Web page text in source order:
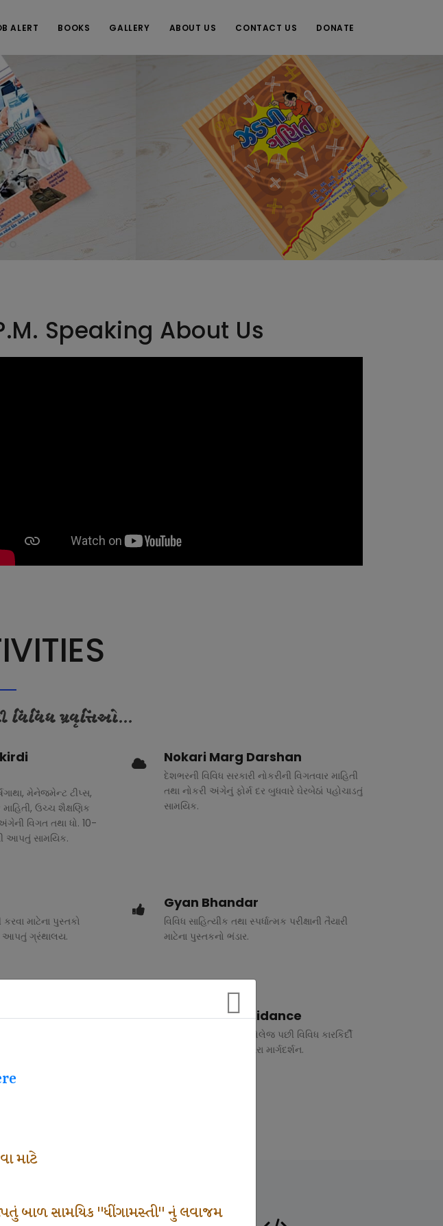
ALERT BOOKS GALLERY ABOUT US CONTACT US DONATE
માટે
બાળ સામયિક "ધીંગામસ્તી" નું લવાજમ
Speaking About Us
વિવિધ પ્રવૃત્તિઓ...
મેનેજમેન્ટ ટીપ્સ,
માહિતી, ઉચ્ચ શૈક્ષણિક
વિગત તથા ધો. 10-
આપતું સામયિક.
Nokari Marg Darshan
દેશભરની વિવિધ સરકારી નોકરીની વિગતવાર માહિતી
તથા નોકરી અંગેનું ફોર્મ દર બુધવારે ઘેરબેઠાં પહોચાડતું
સામયિક.
કરવા માટેના પુસ્તકો
આપતું ગ્રંથાલય.
Gyan Bhandar
વિવિધ સાહિત્યીક તથા સ્પર્ધાત્મક પરીક્ષાની તૈયારી
માટેના પુસ્તકનો ભંડાર.
Class
વર્ગ.
Vocational Guidance
ધોરણ 10 અને 12 તથા કોલેજ પછી વિવિધ કારકિર્દી
અંગે રૂબરુ તથા ફોન દ્વારા માર્ગદર્શન.